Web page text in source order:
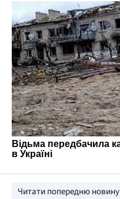
Читати попередню новину